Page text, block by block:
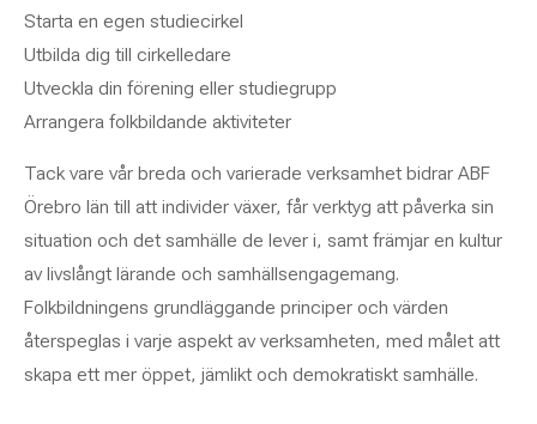
Starta en egen studiecirkel
Utbilda dig till cirkelledare
Utveckla din förening eller studiegrupp
Arrangera folkbildande aktiviteter
Tack vare vår breda och varierade verksamhet bidrar ABF
Örebro län till att individer växer, får verktyg att påverka sin
situation och det samhälle de lever i, samt främjar en kultur
av livslångt lärande och samhällsengagemang.
Folkbildningens grundläggande principer och värden
återspeglas i varje aspekt av verksamheten, med målet att
skapa ett mer öppet, jämlikt och demokratiskt samhälle.